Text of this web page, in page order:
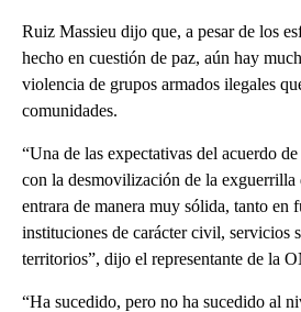
Ruiz Massieu dijo que, a pesar de los
hecho en cuestión de paz, aún hay
violencia de grupos armados ilegales
comunidades.
“Una de las expectativas del acuerdo
con la desmovilización de la
entrara de manera muy sólida, tanto en
instituciones de carácter civil, servicios
territorios”, dijo el representante de la
“Ha sucedido, pero no ha sucedido al